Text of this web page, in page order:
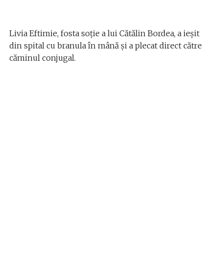
Livia Eftimie, fosta soție a lui Cătălin Bordea, a ieșit
din spital cu branula în mână și a plecat direct către
căminul conjugal.